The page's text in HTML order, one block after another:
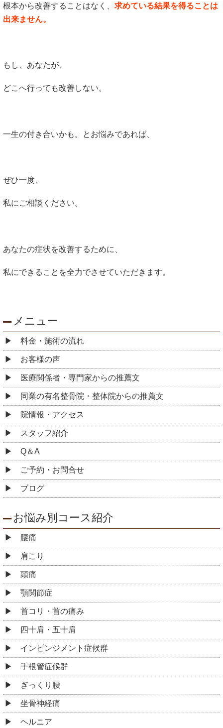
根本から改善することはなく、 求めている結果を得ることは
出来ません。
もし、あなたが、
どこへ行っても改善しない。
一生の付き合いかも。とお悩みであれば、
ぜひ一度、
私にご相談ください。
あなたの症状を改善するために、
私にできることを全力でさせていただきます。
メニュー
料金・施術の流れ
お客様の声
医療関係者・専門家からの推薦文
同業の有名整骨院・整体院からの推薦文
院情報・アクセス
スタッフ紹介
Q＆A
ご予約・お問合せ
ブログ
お悩み別コース紹介
腰痛
肩こり
頭痛
顎関節症
首コリ・首の痛み
四十肩・五十肩
インピンジメント症候群
手根管症候群
ぎっくり腰
坐骨神経痛
ヘルニア